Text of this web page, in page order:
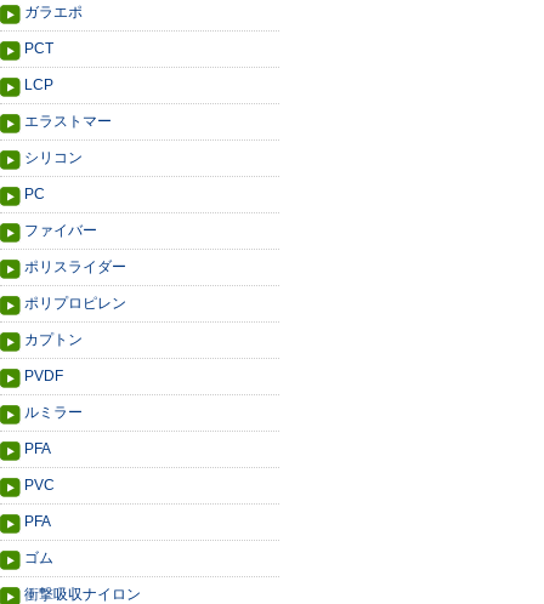
ガラエポ
PCT
LCP
エラストマー
シリコン
PC
ファイバー
ポリスライダー
ポリプロピレン
カプトン
PVDF
ルミラー
PFA
PVC
PFA
ゴム
衝撃吸収ナイロン